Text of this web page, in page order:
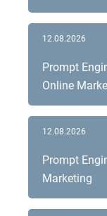
Prompt
Online
12.08.2026
Prompt
Marketing
12.08.2026